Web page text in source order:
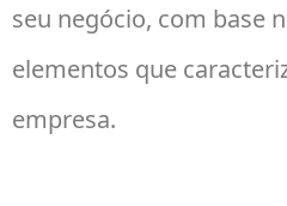
seu negócio, com base
elementos que
empresa.